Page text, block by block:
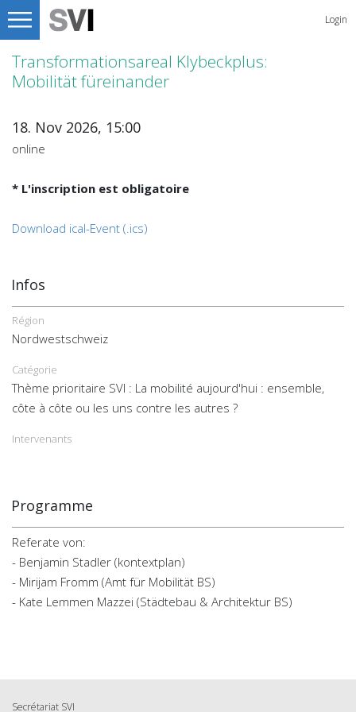
Login
Transformationsareal Klybeckplus:
Mobilität füreinander
18. Nov 2026, 15:00
online
* L'inscription est obligatoire
Download ical-Event (.ics)
Infos
Région
Nordwestschweiz
Catégorie
Thème prioritaire SVI : La mobilité aujourd'hui : ensemble,
côte à côte ou les uns contre les autres ?
Intervenants
Programme
Referate von:
- Benjamin Stadler (kontextplan)
- Mirijam Fromm (Amt für Mobilität BS)
- Kate Lemmen Mazzei (Städtebau & Architektur BS)
Secrétariat SVI